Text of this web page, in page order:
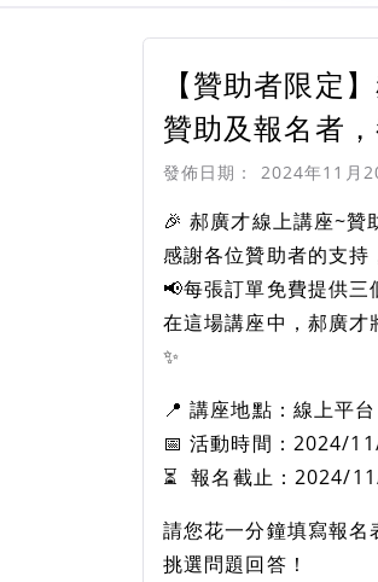
【贊助者限定
贊助及報名者
發佈日期： 2024年11月
🎉 郝廣才線上講座~贊
感謝各位贊助者的支持
📢每張訂單免費提供三
在這場講座中，郝廣才
✨
📍 講座地點：線上平
📅 活動時間：2024/
⏳ 報名截止：2024/
請您花一分鐘填寫報
挑選問題回答！